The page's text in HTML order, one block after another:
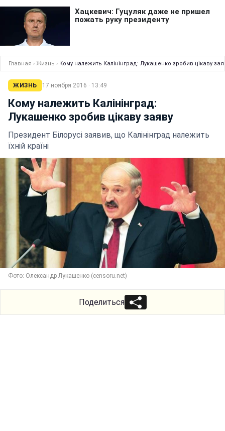
Главная › Жизнь › Кому належить Калінінград: Лукашенко зробив цікаву
ЖИЗНЬ 17 ноября 2016 · 13:49
Кому належить Калінінград:
Лукашенко зробив цікаву заяву
Президент Білорусі заявив, що Калінінград належить
їхній країні
Фото: Олександр Лукашенко (censoru.net)
Поделиться